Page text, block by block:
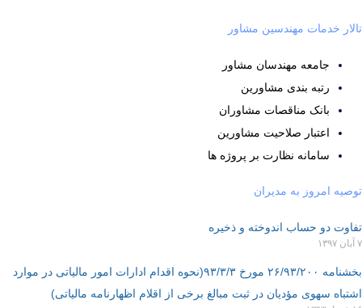
تالار خدمات مهندسین مشاور
جامعه مهندسان مشاور
رتبه بندی مشاورین
بانک مناقصات مشاوران
اعتبار صلاحیت مشاورین
سامانه نظارت بر پروژه ها
توصیه امروز به مدیران
تفاوت دو حساب اندوخته و ذخیره
۷ آبان ۱۳۹۷
بخشنامه ۲۶/۹۳/۲۰۰ مورخ ۹۳/۳/۳(نحوه اقدام ادارات امور مالیاتی در موارد
اشتباه سهوی مؤدیان در ثبت مبالغ برخی از اقلام اظهارنامه مالیاتی)